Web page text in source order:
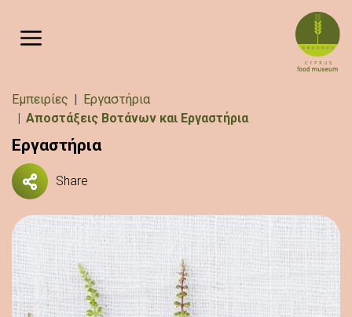
Breadcrumb
Εμπειρίες
Εργαστήρια
Αποστάξεις Βοτάνων και Εργαστήρια
Εργαστήρια
Share